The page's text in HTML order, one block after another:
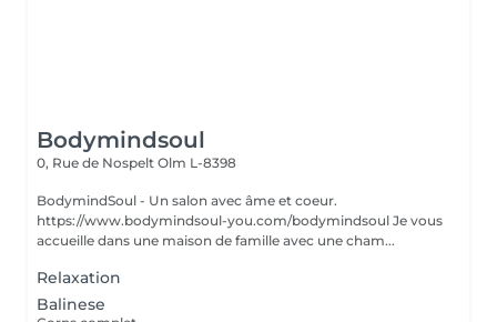
Bodymindsoul
0, Rue de Nospelt Olm L-8398
BodymindSoul - Un salon avec âme et coeur.
https://www.bodymindsoul-you.com/bodymindsoul Je vous
accueille dans une maison de famille avec une cham...
Relaxation
Balinese